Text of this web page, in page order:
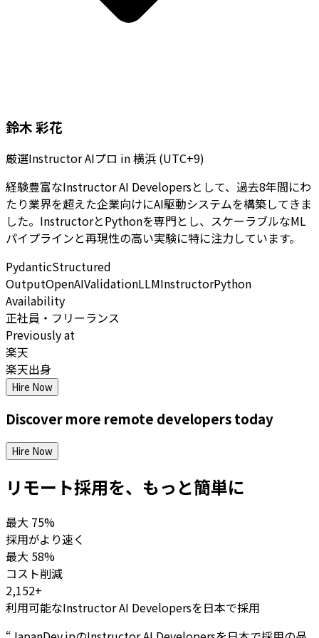
鈴木 彩花
厳選Instructor AIプロ in横浜 (UTC+9)
経験豊富なInstructor AI Developersとして、過去8年間にわ
たり業界を超えた企業向けにAI駆動システムを構築してきま
した。InstructorとPythonを専門とし、スケーラブルなML
パイプラインと再現性の高い実験に特に注力しています。
PydanticStructured
OutputOpenAIValidationLLMInstructorPython
Availability
正社員・フリーランス
Previously at
楽天
楽天出身
Hire Now
Discover more remote developerstoday
Hire Now
リモート採用を、もっと簡単に
最大 75%
採用がより速く
最大 58%
コスト削減
2,152+
利用可能なInstructor AI Developersを日本で採用